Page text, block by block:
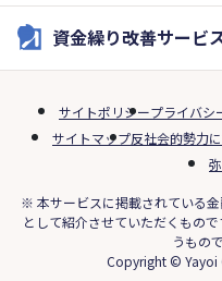
資金繰り改善サービ
サイトポリシープライバシ
サイトマップ反社会的勢力
※ 本サービスに掲載されている
として紹介させていただくもの
うもの
Copyright © Yayoi